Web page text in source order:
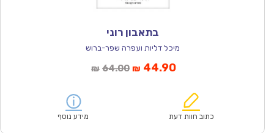
בתאבון רוני
מיכל דליות ועפרה שפר-ברוש
₪ 64.00המחיר
₪64.00.
₪ 44.90המחיר
הוא:
כתוב חוות דעת מידע נוסף